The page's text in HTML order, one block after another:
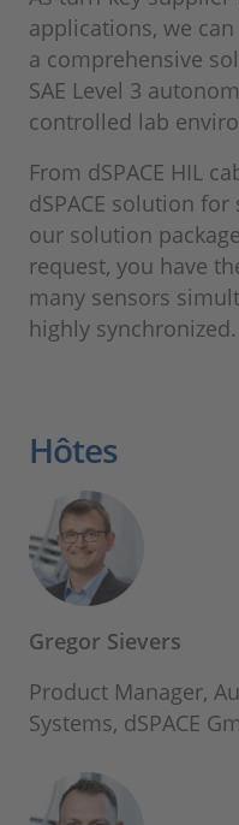
applications, we
a comprehensive
SAE Level 3
controlled lab
From dSPACE HIL
dSPACE solution
our solution
request, you have
many sensors
highly synchronized.
Hôtes
Gregor Sievers
Product Manager,
Systems, dSPACE